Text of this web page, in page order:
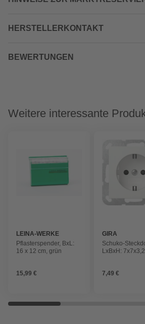
HERSTELLERKONTAKT
BEWERTUNGEN
Weitere interessante
LEINA-WERKE
Pflasterspender, BxL:
16 x 12 cm, grün
15,99 €
GIRA
Schuko-
LxBxH: 7x7x3,2
7,49 €